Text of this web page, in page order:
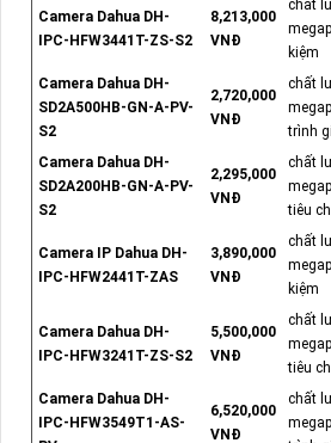
Camera Dahua DH-
IPC-HFW3441T-ZS-S2
8,213,000
VNĐ
chất
kiệm
Camera Dahua DH-
SD2A500HB-GN-A-PV-
S2
2,720,000
VNĐ
chất
trình
Camera Dahua DH-
SD2A200HB-GN-A-PV-
S2
2,295,000
VNĐ
chất
tiêu
Camera IP Dahua DH-
IPC-HFW2441T-ZAS
3,890,000
VNĐ
chất
kiệm
Camera Dahua DH-
IPC-HFW3241T-ZS-S2
5,500,000
VNĐ
chất
tiêu
Camera Dahua DH-
IPC-HFW3549T1-AS-
6,520,000
VNĐ
chất